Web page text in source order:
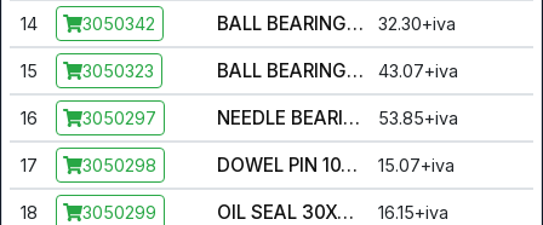
14 3050342 BALL BEARING 6302 32.30+iva
15 3050323 BALL BEARING 6204 43.07+iva
16 3050297 NEEDLE BEARING RNA4905 53.85+iva
17 3050298 DOWEL PIN 10X14 15.07+iva
18 3050299 OIL SEAL 30X40X6 16.15+iva